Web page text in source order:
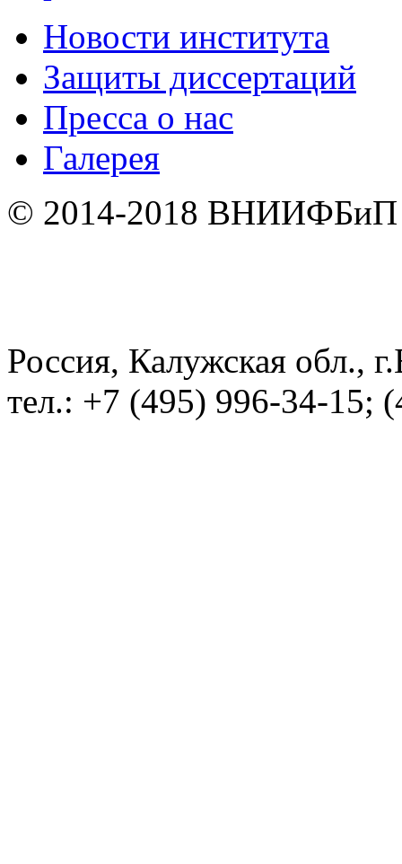
Новости института
Защиты диссертаций
Пресса о нас
Галерея
© 2014-2018
Россия, Калужская
тел.: +7 (495) 996-34-15;